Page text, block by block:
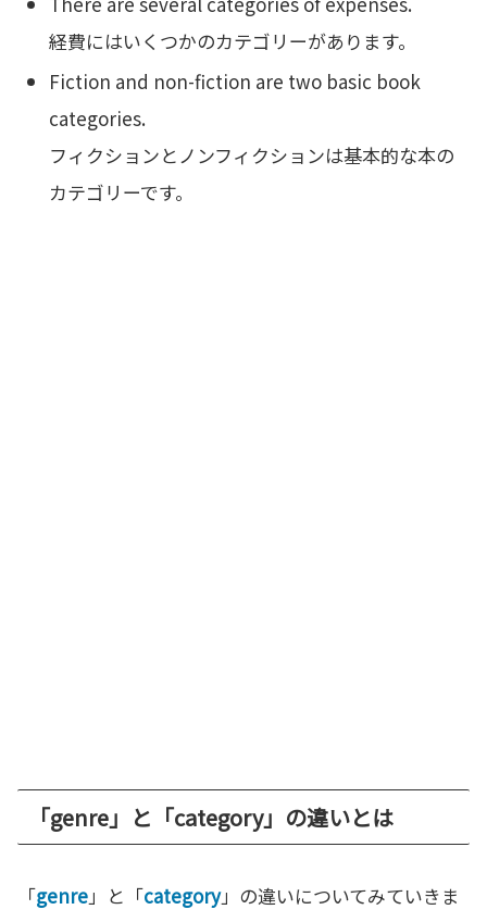
経費にはいくつかのカテゴリーがあります。
Fiction and non-fiction are two basic book
categories.
フィクションとノンフィクションは基本的な本の
カテゴリーです。
「genre」と「category」の違いとは
「genre」と「category」の違いについてみていきま